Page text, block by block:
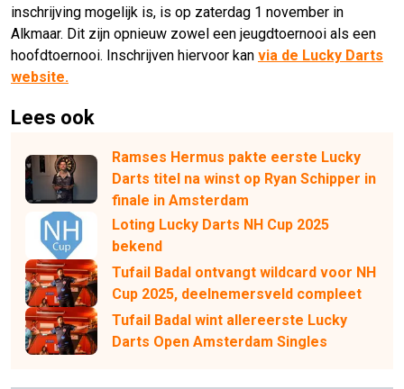
inschrijving mogelijk is, is op zaterdag 1 november in
Alkmaar. Dit zijn opnieuw zowel een jeugdtoernooi als een
hoofdtoernooi. Inschrijven hiervoor kan via de Lucky Darts
website.
Lees ook
Ramses Hermus pakte eerste Lucky
Darts titel na winst op Ryan Schipper in
finale in Amsterdam
Loting Lucky Darts NH Cup 2025
bekend
Tufail Badal ontvangt wildcard voor NH
Cup 2025, deelnemersveld compleet
Tufail Badal wint allereerste Lucky
Darts Open Amsterdam Singles